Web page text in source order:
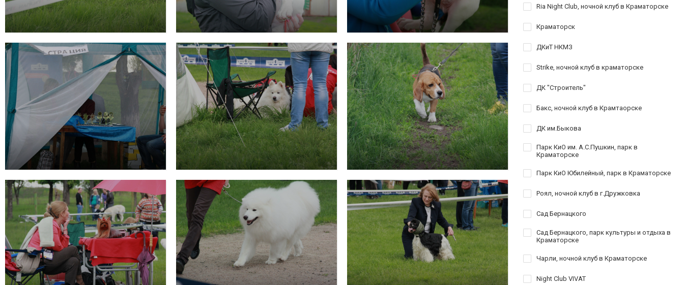
Ria Night Club, ночной клуб в Краматорске
Краматорск
ДКиТ НКМЗ
Strike, ночной клуб в краматорске
ДК "Строитель"
Бакс, ночной клуб в Крамтаорске
ДК им.Быкова
Парк КиО им. А.С.Пушкин, парк в
Краматорске
Парк КиО Юбилейный, парк в Краматорске
Роял, ночной клуб в г.Дружковка
Сад Бернацкого
Сад Бернацкого, парк культуры и отдыха в
Краматорске
Чарли, ночной клуб в Краматорске
Night Club VIVAT